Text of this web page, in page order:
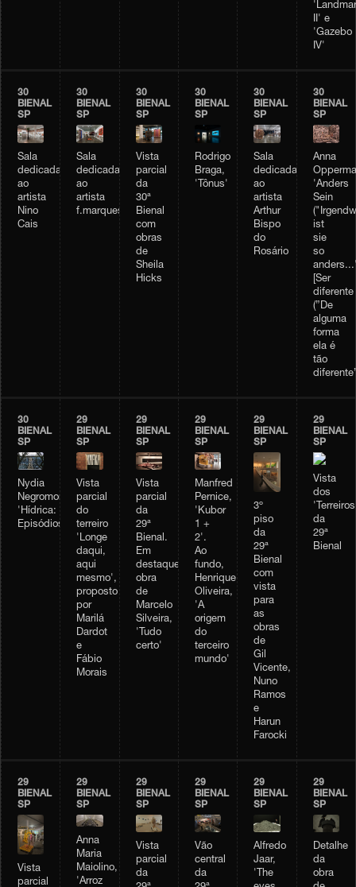
II' e
'Gazebo
IV'
30
BIENAL
SP
Sala
dedicada
ao
artista
Nino
Cais
30
BIENAL
SP
Sala
dedicada
ao
artista
f.marquespenteado
30
BIENAL
SP
Vista
parcial
da
30ª
Bienal
com
obras
de
Sheila
Hicks
30
BIENAL
SP
Rodrigo
Braga,
'Tônus'
30
BIENAL
SP
Sala
dedicada
ao
artista
Arthur
Bispo
do
Rosário
30
BIENAL
SP
Anna
'Anders
Sein
ist
sie
so
[Ser
diferente
(”De
alguma
forma
ela é
tão
30
BIENAL
SP
Nydia
Negromonte,
'Hídrica:
Episódios'
29
BIENAL
SP
Vista
parcial
do
terreiro
'Longe
daqui,
aqui
mesmo',
proposto
por
Marilá
Dardot
e
Fábio
Morais
29
BIENAL
SP
Vista
parcial
da
29ª
Bienal.
Em
destaque,
obra
de
Marcelo
Silveira,
'Tudo
certo'
29
BIENAL
SP
Manfred
Pernice,
'Kubor
1 +
2'.
Ao
fundo,
Henrique
Oliveira,
'A
origem
do
terceiro
mundo'
29
BIENAL
SP
3º
piso
da
29ª
Bienal
com
vista
para
as
obras
de
Gil
Vicente,
Nuno
Ramos
e
Harun
Farocki
29
BIENAL
SP
Vista
dos
da
29ª
Bienal
29
BIENAL
SP
Vista
parcial
29
BIENAL
SP
Anna
Maria
Maiolino,
'Arroz
29
BIENAL
SP
Vista
parcial
da
29
BIENAL
SP
Vão
central
da
29
BIENAL
SP
Alfredo
Jaar,
'The
29
BIENAL
SP
Detalhe
da
obra